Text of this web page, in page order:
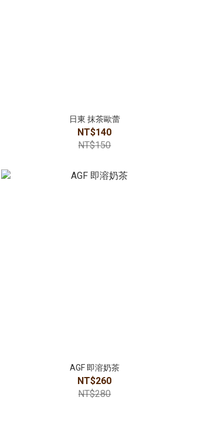
日東 抹茶歐蕾
NT$140
NT$150
AGF 即溶奶茶
NT$260
NT$280